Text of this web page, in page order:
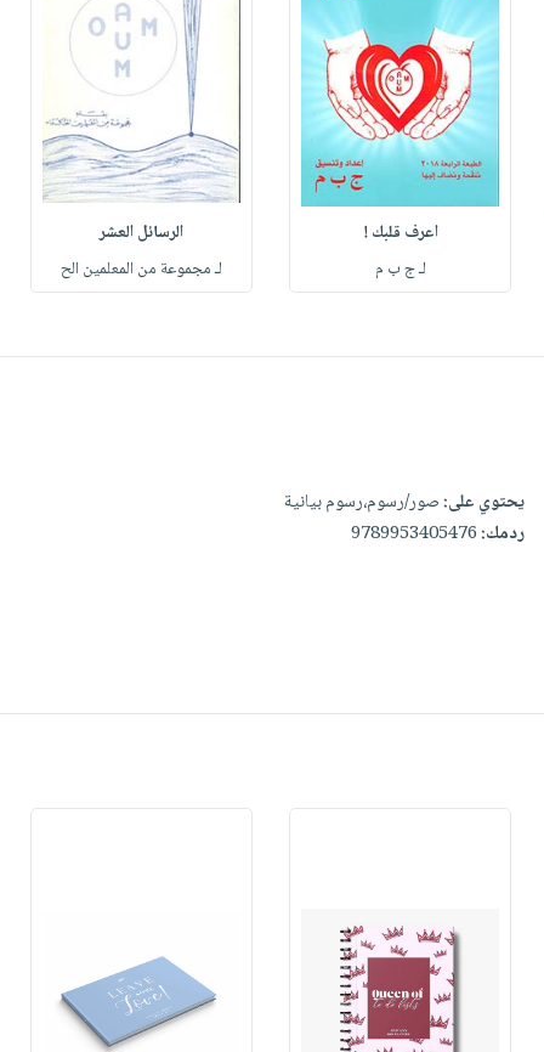
اعرف قلبك !
لـ ج ب م
الرسائل العشر
لـ مجموعة من المعلمين الح
يحتوي على:صور/رسوم،رسوم بيانية
ردمك:9789953405476